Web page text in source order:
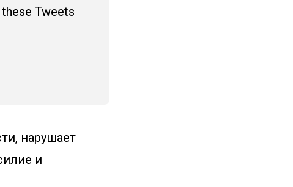
Tweets
нарушает
и